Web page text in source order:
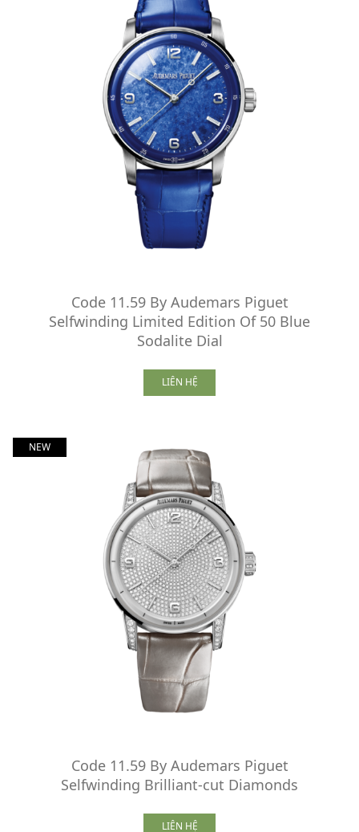
Code 11.59 By Audemars Piguet
Selfwinding Limited Edition Of 50 Blue
Sodalite Dial
LIÊN HỆ
NEW
Code 11.59 By Audemars Piguet
Selfwinding Brilliant-cut Diamonds
LIÊN HỆ